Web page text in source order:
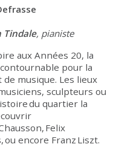
, pianiste
aux Années 20, la
pour la
musique. Les lieux
sculpteurs ou
du quartier la
Felix
ou encore Franz Liszt.